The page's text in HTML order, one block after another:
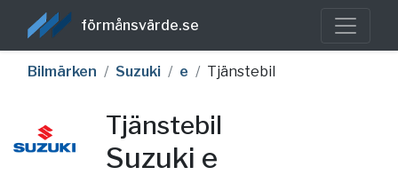
förmånsvärde.se
Bilmärken Suzuki e Tjänstebil
Tjänstebil
Suzuki e